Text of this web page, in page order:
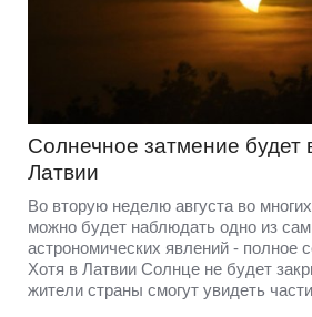
Солнечное затмение будет
Латвии
Во вторую неделю августа во
можно будет наблюдать одно из
астрономических явлений - полное
Хотя в Латвии Солнце не будет
жители страны смогут увидеть